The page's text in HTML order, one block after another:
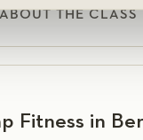
THE CLASS
Fitness in